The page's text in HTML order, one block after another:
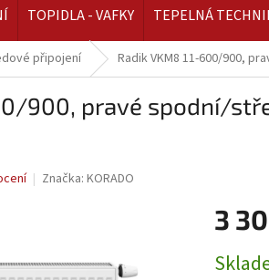
TOPIDLA - VAFKY TEPELNÁ
připojení Radik VKM8 11-600/900,
900, pravé spodní/
Značka: KORADO
3
cena: